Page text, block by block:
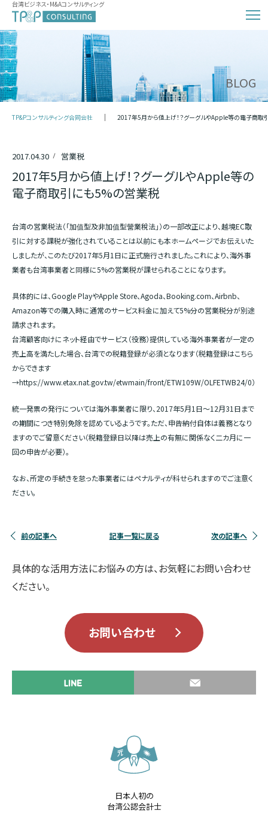
台湾ビジネス・M&Aコンサルティング
BLOG
TP&Pコンサルティング合同会社 2017年5月から値上げ！？グーグルやApple等の電子商取
2017.04.30 営業税
2017年5月から値上げ！？グーグルやApple等の
電子商取引にも5%の営業税
台湾の営業税法（「加值型及非加值型營業稅法」）の一部改正により、越境EC取
引に対する課税が強化されていることは以前にも本ホームページでお伝えいた
しましたが、このたび2017年5月1日に正式施行されました。これにより、海外事
業者も台湾事業者と同様に5%の営業税が課せられることになります。
具体的には、Google PlayやApple Store、Agoda、Booking.com、Airbnb、
Amazon等での購入時に通常のサービス料金に加えて5%分の営業税分が別途
請求されます。
台湾顧客向けにネット経由でサービス（役務）提供している海外事業者が一定の
売上高を満たした場合、台湾での税籍登録が必須となります（税籍登録はこちら
からできます
→https://www.etax.nat.gov.tw/etwmain/front/ETW109W/OLFETWB24/0）
統一発票の発行については海外事業者に限り、2017年5月1日～12月31日まで
の期間につき特別免除を認めているようです。ただ、申告納付自体は義務となり
ますのでご留意ください（税籍登録日以降は売上の有無に関係なく二カ月に一
回の申告が必要）。
なお、所定の手続きを怠った事業者にはペナルティが科せられますのでご注意く
ださい。
前の記事へ 記事一覧に戻る 次の記事へ
具体的な活用方法にお悩みの方は、お気軽にお問い合わせ
ください。
お問い合わせ
日本人初の
台湾公認会計士